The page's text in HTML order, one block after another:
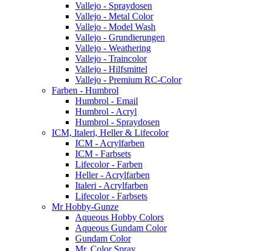
Vallejo - Spraydosen
Vallejo - Metal Color
Vallejo - Model Wash
Vallejo - Grundierungen
Vallejo - Weathering
Vallejo - Traincolor
Vallejo - Hilfsmittel
Vallejo - Premium RC-Color
Farben - Humbrol
Humbrol - Email
Humbrol - Acryl
Humbrol - Spraydosen
ICM, Italeri, Heller & Lifecolor
ICM - Acrylfarben
ICM - Farbsets
Lifecolor - Farben
Heller - Acrylfarben
Italeri - Acrylfarben
Lifecolor - Farbsets
Mr Hobby-Gunze
Aqueous Hobby Colors
Aqueous Gundam Color
Gundam Color
Mr. Color Spray